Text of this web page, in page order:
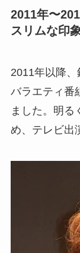
2011年〜
スリムな印
2011年以降、
バラエティ番
ました。明る
め、テレビ出